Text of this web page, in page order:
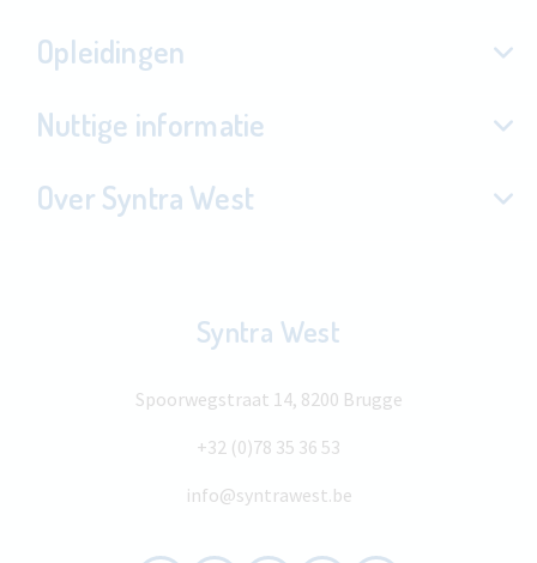
Opleidingen
Nuttige informatie
Over Syntra West
Syntra West
Spoorwegstraat 14, 8200 Brugge
+32 (0)78 35 36 53
info@syntrawest.be